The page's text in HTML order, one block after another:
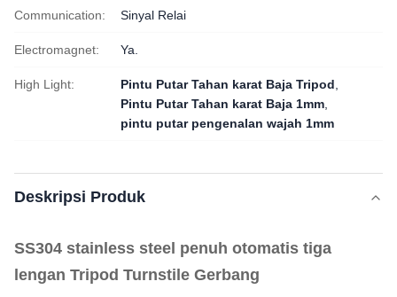
Communication: Sinyal Relai
Electromagnet: Ya.
High Light: Pintu Putar Tahan karat Baja Tripod
Pintu Putar Tahan karat Baja 1mm
pintu putar pengenalan wajah 1mm
Deskripsi Produk
SS304 stainless steel penuh otomatis tiga
lengan Tripod Turnstile Gerbang